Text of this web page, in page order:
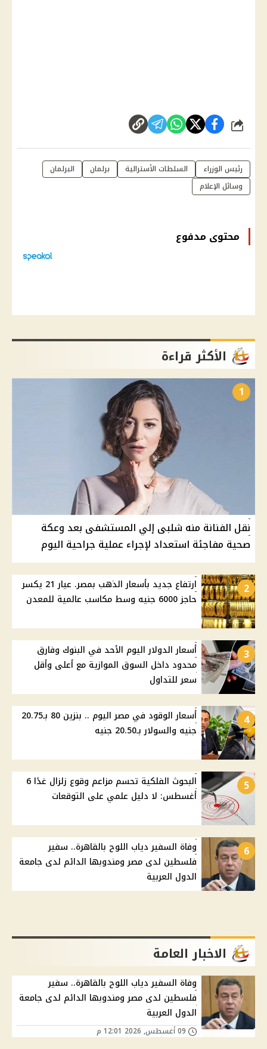
شارك
رئيس الوزراء السلطات الأسترالية برلمان
البرلمان
وسائل الإعلام
محتوى مدفوع
الأكثر قراءة
1
نقل الفنانة منه شلبى إلي المستشفى بعد وعكة
صحية مفاجئة استعداد لإجراء عملية جراحية اليوم
2
ارتفاع جديد بأسعار الذهب بمصر. عيار 21 يكسر
حاجز 6000 جنيه وسط مكاسب عالمية للمعدن
3
أسعار الدولار اليوم الأحد في البنوك وفارق
محدود داخل السوق الموازية مع أعلى وأقل
سعر للتداول
4
أسعار الوقود في مصر اليوم .. بنزين 80 بـ20.75
جنيه والسولار بـ20.50 جنيه
5
البحوث الفلكية تحسم مزاعم وقوع زلزال غدًا 6
أغسطس: لا دليل علمي على التوقعات
6
وفاة السفير دياب اللوح بالقاهرة.. سفير
فلسطين لدى مصر ومندوبها الدائم لدى جامعة
الدول العربية
الاخبار العامة
وفاة السفير دياب اللوح بالقاهرة.. سفير
فلسطين لدى مصر ومندوبها الدائم لدى جامعة
الدول العربية